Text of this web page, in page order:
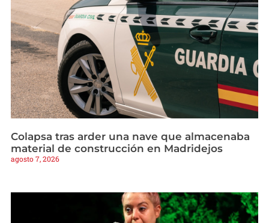
Colapsa tras arder una nave que almacenaba
material de construcción en Madridejos
agosto 7, 2026